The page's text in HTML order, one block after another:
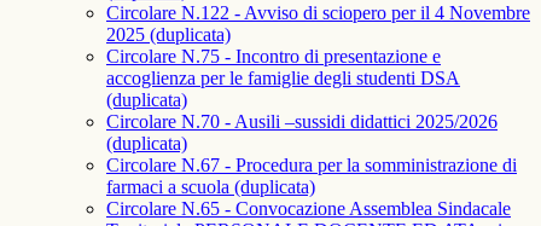
Circolare N.122 - Avviso di sciopero per il 4 Novembre
2025 (duplicata)
Circolare N.75 - Incontro di presentazione e
accoglienza per le famiglie degli studenti DSA
(duplicata)
Circolare N.70 - Ausili –sussidi didattici 2025/2026
(duplicata)
Circolare N.67 - Procedura per la somministrazione di
farmaci a scuola (duplicata)
Circolare N.65 - Convocazione Assemblea Sindacale